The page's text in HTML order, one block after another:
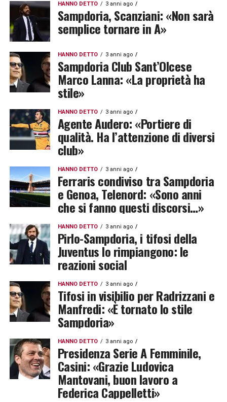
HANNO DETTO 3 anni ago
Sampdoria, Scanziani: «Non sarà
semplice tornare in A»
HANNO DETTO 3 anni ago
Sampdoria Club Sant’Olcese
Marco Lanna: «La proprietà ha
stile»
HANNO DETTO 3 anni ago
Agente Audero: «Portiere di
qualità. Ha l’attenzione di diversi
club»
HANNO DETTO 3 anni ago
Ferraris condiviso tra Sampdoria
e Genoa, Telenord: «Sono anni
che si fanno questi discorsi…»
HANNO DETTO 3 anni ago
Pirlo-Sampdoria, i tifosi della
Juventus lo rimpiangono: le
reazioni social
HANNO DETTO 3 anni ago
Tifosi in visibilio per Radrizzani e
Manfredi: «È tornato lo stile
Sampdoria»
HANNO DETTO 3 anni ago
Presidenza Serie A Femminile,
Casini: «Grazie Ludovica
Mantovani, buon lavoro a
Federica Cappelletti»